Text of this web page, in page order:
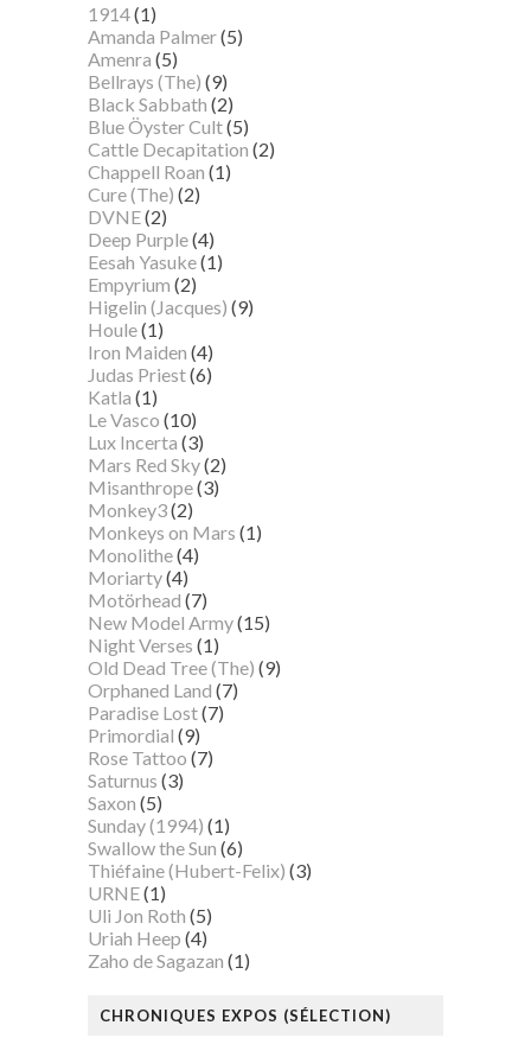
1914(1)
Amanda Palmer(5)
Amenra (5)
Bellrays (The) (9)
Black Sabbath (2)
Blue Öyster Cult(5)
Cattle Decapitation (2)
Chappell Roan (1)
Cure (The) (2)
DVNE(2)
Deep Purple(4)
Eesah Yasuke(1)
Empyrium (2)
Higelin (Jacques) (9)
Houle(1)
Iron Maiden (4)
Judas Priest(6)
Katla (1)
Le Vasco (10)
Lux Incerta (3)
Mars Red Sky(2)
Misanthrope(3)
Monkey3(2)
Monkeys on Mars (1)
Monolithe(4)
Moriarty(4)
Motörhead (7)
New Model Army(15)
Night Verses (1)
Old Dead Tree (The) (9)
Orphaned Land (7)
Paradise Lost(7)
Primordial (9)
Rose Tattoo (7)
Saturnus (3)
Saxon (5)
Sunday (1994) (1)
Swallow the Sun (6)
Thiéfaine (Hubert-Felix) (3)
URNE(1)
Uli Jon Roth (5)
Uriah Heep (4)
Zaho de Sagazan (1)
CHRONIQUES EXPOS (SÉLECTION)